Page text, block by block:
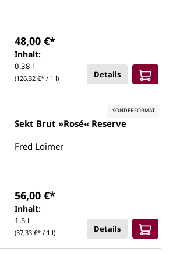
Inhalt:
0.38 l
(126,32 €* / 1 l)
48,00 €*
Details
SONDERFORMAT
Sekt Brut »Rosé« Reserve
Fred Loimer
Inhalt:
1.5 l
(37,33 €* / 1 l)
56,00 €*
Details